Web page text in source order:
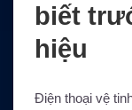
biết
hiệu
Điện thoại vệ